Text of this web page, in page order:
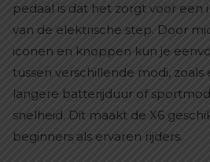
pedaal is dat het zorgt voor een
van de elektrische step. Door
iconen en knoppen kun je
tussen verschillende modi,
langere batterijduur of
snelheid. Dit maakt de X6
beginners als ervaren rijders.